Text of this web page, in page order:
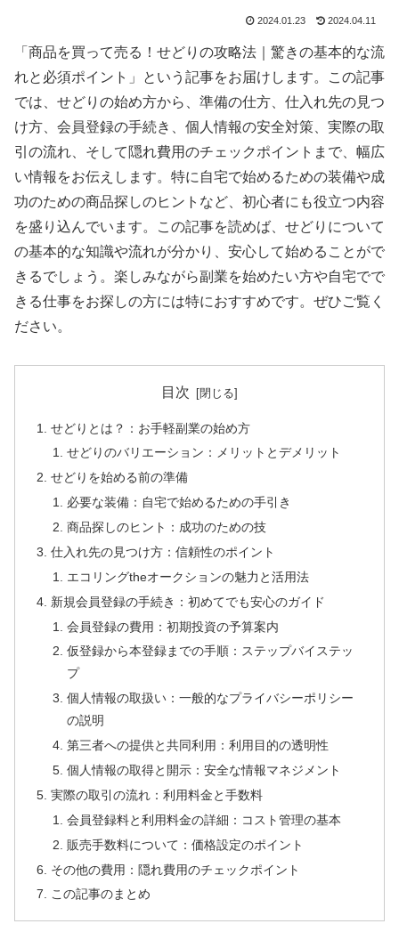
2024.01.23 2024.04.11
「商品を買って売る！せどりの攻略法｜驚きの基本的な流
れと必須ポイント」という記事をお届けします。この記事
では、せどりの始め方から、準備の仕方、仕入れ先の見つ
け方、会員登録の手続き、個人情報の安全対策、実際の取
引の流れ、そして隠れ費用のチェックポイントまで、幅広
い情報をお伝えします。特に自宅で始めるための装備や成
功のための商品探しのヒントなど、初心者にも役立つ内容
を盛り込んでいます。この記事を読めば、せどりについて
の基本的な知識や流れが分かり、安心して始めることがで
きるでしょう。楽しみながら副業を始めたい方や自宅でで
きる仕事をお探しの方には特におすすめです。ぜひご覧く
ださい。
目次
せどりとは？：お手軽副業の始め方
せどりのバリエーション：メリットとデメリット
せどりを始める前の準備
必要な装備：自宅で始めるための手引き
商品探しのヒント：成功のための技
仕入れ先の見つけ方：信頼性のポイント
エコリングtheオークションの魅力と活用法
新規会員登録の手続き：初めてでも安心のガイド
会員登録の費用：初期投資の予算案内
仮登録から本登録までの手順：ステップバイステッ
プ
個人情報の取扱い：一般的なプライバシーポリシー
の説明
第三者への提供と共同利用：利用目的の透明性
個人情報の取得と開示：安全な情報マネジメント
実際の取引の流れ：利用料金と手数料
会員登録料と利用料金の詳細：コスト管理の基本
販売手数料について：価格設定のポイント
その他の費用：隠れ費用のチェックポイント
この記事のまとめ